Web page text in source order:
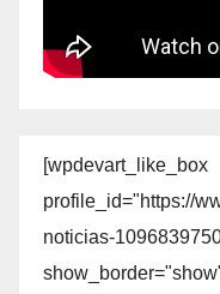
[wpdevart_like_box
profile_id="https://
noticias-